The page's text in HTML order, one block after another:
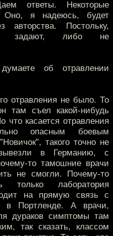
ответы. Некоторые
Оно, я надеюсь, будет
авторства. Постольку,
задают, либо не
об отравлении
отравления не было. То
там съел какой-нибудь
касается отравления
опасным боевым
такого точно не
в Германию, с
то тамошние врачи
не смогли. Почему-то
только лаборатория
на прямую связь с
в Портленде. А врачи,
дураков симптомы там
так сказать, классом